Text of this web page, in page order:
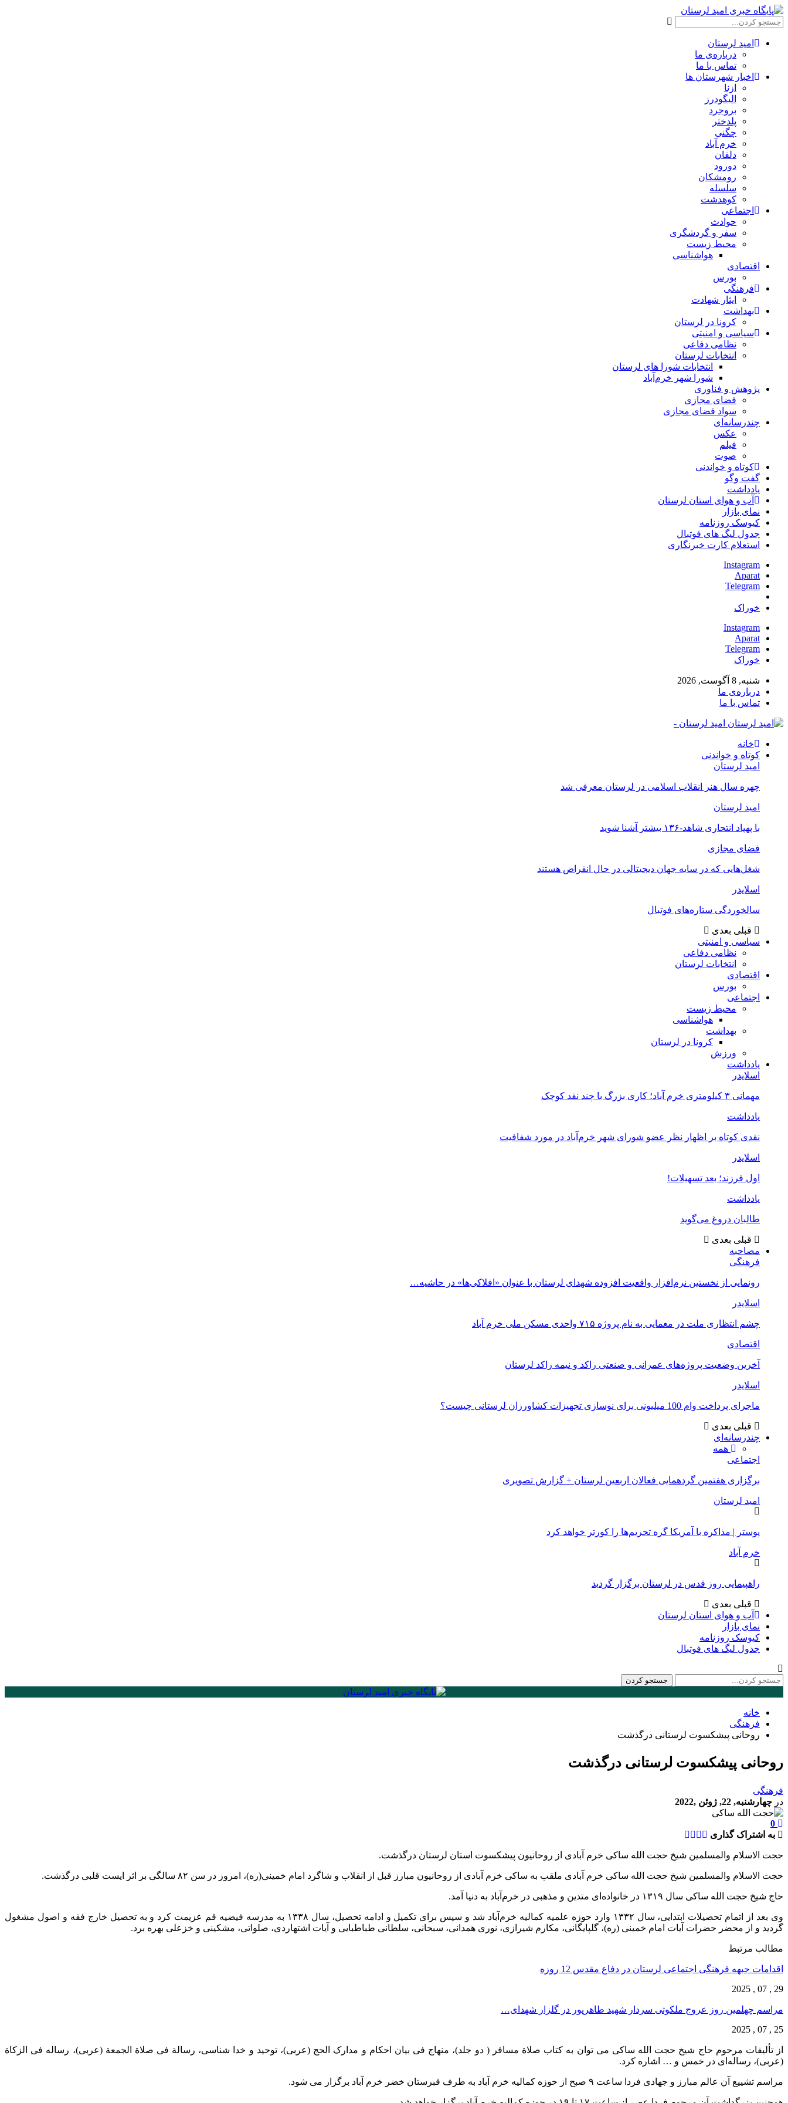
امید لرستان
درباره‌ی ما
تماس با ما
اخبار شهرستان ها
ازنا
الیگودرز
بروجرد
پلدختر
چگنی
خرم آباد
دلفان
دورود
رومشکان
سلسله
کوهدشت
اجتماعی
حوادث
سفر و گردشگری
محیط زیست
هواشناسی
اقتصادی
بورس
فرهنگی
ایثار شهادت
بهداشت
کرونا در لرستان
سیاسی و امنیتی
نظامی دفاعی
انتخابات لرستان
انتخابات شورا های لرستان
شورا شهر خرم‌آباد
پژوهش و فناوری
فضای مجازی
سواد فضای مجازی
چندرسانه‌ای
عكس
فیلم
صوت
کوتاه و خواندنی
گفت وگو
یادداشت
آب و هوای استان لرستان
نمای بازار
کیوسک روزنامه
جدول لیگ های فوتبال
استعلام کارت خبرنگاری
Instagram
Aparat
Telegram
خوراک
Instagram
Aparat
Telegram
خوراک
شنبه, 8 آگوست, 2026
درباره‌ی ما
تماس با ما
امید لرستان -
خانه
کوتاه و خواندنی
امید لرستان
چهره سال هنر انقلاب اسلامی در لرستان معرفی شد
امید لرستان
با پهپاد انتحاری شاهد-۱۳۶ بیشتر آشنا شوید
فضای مجازی
شغل‌‌هایی که در سایه جهان دیجیتالی در حال انقراض هستند
اسلایدر
سالخوردگی ستاره‌های فوتبال
قبلی بعدی
سیاسی و امنیتی
نظامی دفاعی
انتخابات لرستان
اقتصادی
بورس
اجتماعی
محیط زیست
هواشناسی
بهداشت
کرونا در لرستان
ورزش
یادداشت
اسلایدر
مهمانی ۳ کیلومتری خرم آباد؛ کاری بزرگ با چند نقد کوچک
یادداشت
نقدی کوتاه بر اظهار نظر عضو شورای شهر خرم‌آباد در مورد شفافیت
اسلایدر
اول فرزند؛ بعد تسهیلات!
یادداشت
طالبان دروغ می‌گوید
قبلی بعدی
مصاحبه
فرهنگی
رونمایی از نخستین نرم‌افزار واقعیت افزوده شهدای لرستان با عنوان «افلاکی‌ها» در حاشیه…
اسلایدر
چشم انتظاری ملت در معمایی به نام پروژه ۷۱۵ واحدی مسکن ملی خرم آباد
اقتصادی
آخرین وضعیت پروژه‌های عمرانی و صنعتی راکد و نیمه راکد لرستان
اسلایدر
ماجرای پرداخت وام 100 میلیونی برای نوسازی تجهیزات کشاورزان لرستانی چیست؟
قبلی بعدی
چندرسانه‌ای
همه
اجتماعی
برگزاری هفتمین گردهمایی فعالان اربعین لرستان + گزارش تصویری
امید لرستان
پوستر | مذاکره با آمریکا گره تحریم‌ها را کورتر خواهد کرد
خرم آباد
راهپیمایی روز قدس در لرستان برگزار گردید
قبلی بعدی
آب و هوای استان لرستان
نمای بازار
کیوسک روزنامه
جدول لیگ های فوتبال
خانه
فرهنگی
روحانی پیشکسوت لرستانی درگذشت
روحانی پیشکسوت لرستانی درگذشت
فرهنگی
در چهارشنبه, 22, ژوئن ,2022
0
به اشتراک گذاری
حجت الاسلام والمسلمین شیخ حجت الله ساکی خرم آبادی از روحانیون پیشکسوت استان لرستان درگذشت.
حجت الاسلام والمسلمین شیخ حجت الله ساکی خرم آبادی ملقب به ساکی خرم آبادی از روحانیون مبارز قبل از انقلاب و شاگرد امام خمینی(ره)، امروز در سن ۸۲ سالگی بر اثر ایست قلبی درگذشت.
حاج شیخ حجت الله ساکی سال ۱۳۱۹ در خانواده‌ای متدین و مذهبی در خرم‌آباد به دنیا آمد.
وی بعد از اتمام تحصیلات ابتدایی، سال ۱۳۳۲ وارد حوزه علمیه کمالیه خرم‌آباد شد و سپس برای تکمیل و ادامه تحصیل، سال ۱۳۳۸ به مدرسه فیضیه قم عزیمت کرد و به تحصیل خارج فقه و اصول مشغول
گردید و از محضر حضرات آیات امام خمینی (ره)، گلپایگانی، مکارم شیرازی، نوری همدانی، سبحانی، سلطانی طباطبایی و آیات اشتهاردی، صلواتی، مشکینی و خزعلی بهره برد.
مطالب مرتبط
اقدامات جبهه فرهنگی اجتماعی لرستان در دفاع مقدس 12 روزه
29 , 07 , 2025
مراسم چهلمین روز عروج ملکوتی سردار شهید طاهرپور در گلزار شهدای…
25 , 07 , 2025
از تألیفات مرحوم حاج شیخ حجت الله ساکی می توان به کتاب صلاة مسافر ( دو جلد)، منهاج فی بیان احکام و مدارک الحج (عربی)، توحید و خدا شناسی، رسالة فی صلاة الجمعة (عربی)، رساله فی الزکاة
(عربی)، رساله‌ای در خمس و … اشاره کرد.
مراسم تشییع آن عالم مبارز و جهادی فردا ساعت ۹ صبح از حوزه کمالیه خرم آباد به طرف قبرستان خضر خرم آباد برگزار می شود.